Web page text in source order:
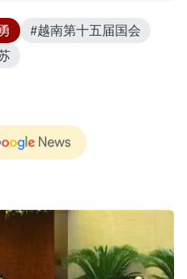
#越南第十五届国会